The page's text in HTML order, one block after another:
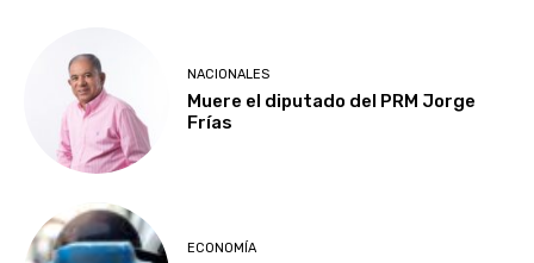
NACIONALES
Muere el diputado del PRM Jorge
Frías
ECONOMÍA